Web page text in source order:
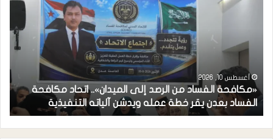
أغسطس 10, 2026
«مكافحة الفساد من الرصد إلى الميدان».. اتحاد مكافحة
الفساد بعدن يقر خطة عمله ويدشن آلياته التنفيذية